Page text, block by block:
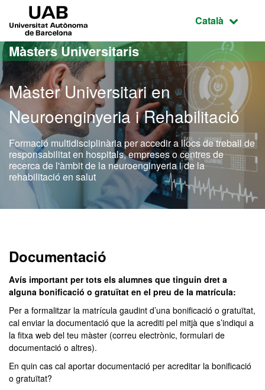
Ves al contingut principal
Ves a la navegació de la pàgina
Idioma
Català
Màsters Universitaris
Màster Universitari en
Neuroenginyeria i Rehabilitació
Formació multidisciplinària per accedir a llocs de treball de
responsabilitat en hospitals, empreses o centres de
recerca de l'àmbit de la neuroenginyeria i de la
rehabilitació en salut
Documentació
Avís important per tots els alumnes que tinguin dret a
alguna bonificació o gratuïtat en el preu de la matrícula:
Per a formalitzar la matrícula gaudint d’una bonificació o gratuïtat,
cal enviar la documentació que la acrediti pel mitjà que s’indiqui a
la fitxa web del teu màster (correu electrònic, formulari de
documentació o altres).
En quin cas cal aportar documentació per acreditar la bonificació
o gratuïtat?